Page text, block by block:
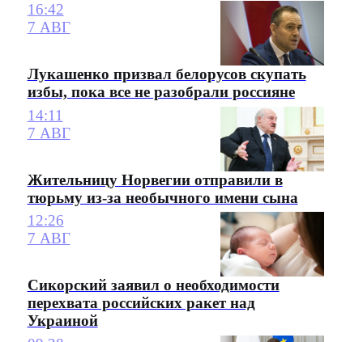
16:42
7 АВГ
Лукашенко призвал белорусов скупать
избы, пока все не разобрали россияне
14:11
7 АВГ
Жительницу Норвегии отправили в
тюрьму из-за необычного имени сына
12:26
7 АВГ
Сикорский заявил о необходимости
перехвата российских ракет над
Украиной